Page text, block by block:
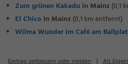
Zum grünen Kakadu in Mainz (0,1
El Chico in Mainz (0,1 km entfernt)
Wilma Wunder im Café am
Eintrag verbessern oder melden Als